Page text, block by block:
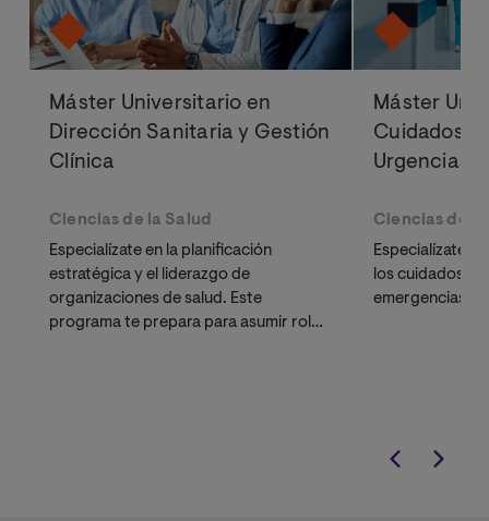
Máster Universitario en
Dirección Sanitaria y Gestión
Clínica
Ciencias de la Salud
Especialízate en la planificación
estratégica y el liderazgo de
organizaciones de salud. Este
programa te prepara para asumir roles
Máster
Cuidados
Urgencias
Ciencias de
Especialízate
los cuidados
emergencias